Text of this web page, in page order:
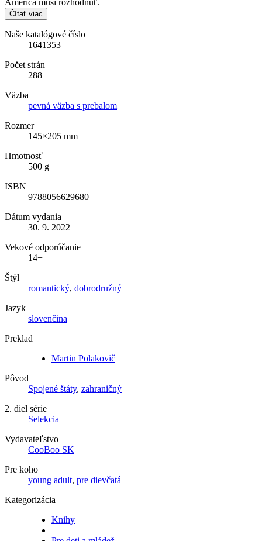
America musí rozhodnúť.
Čítať viac
Naše katalógové číslo
1641353
Počet strán
288
Väzba
pevná väzba s prebalom
Rozmer
145×205 mm
Hmotnosť
500 g
ISBN
9788056629680
Dátum vydania
30. 9. 2022
Vekové odporúčanie
14+
Štýl
romantický, dobrodružný
Jazyk
slovenčina
Preklad
Martin Polakovič
Pôvod
Spojené štáty, zahraničný
2. diel série
Selekcia
Vydavateľstvo
CooBoo SK
Pre koho
young adult, pre dievčatá
Kategorizácia
Knihy